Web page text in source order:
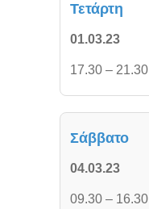
Τετάρτη
01.03.23
17.30 – 21.30
Σάββατο
04.03.23
09.30 – 16.30